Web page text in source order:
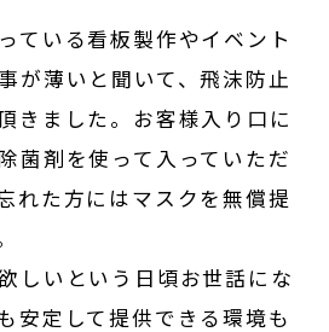
ている看板製作やイベント
が薄いと聞いて、飛沫防止
きました。お客様入り口に
菌剤を使って入っていただ
れた方にはマスクを無償提
しいという日頃お世話にな
安定して提供できる環境も